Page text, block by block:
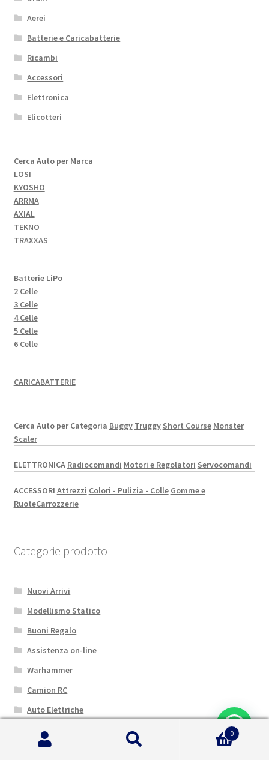
Aerei
Batterie e Caricabatterie
Ricambi
Accessori
Elettronica
Elicotteri
Cerca Auto per Marca
LOSI
KYOSHO
ARRMA
AXIAL
TEKNO
TRAXXAS
Batterie LiPo
2 Celle
3 Celle
4 Celle
5 Celle
6 Celle
CARICABATTERIE
Cerca Auto per Categoria Buggy Truggy Short Course Monster
Scaler
ELETTRONICA Radiocomandi Motori e Regolatori Servocomandi
ACCESSORI Attrezzi Colori - Pulizia - Colle Gomme e
RuoteCarrozzerie
Categorie prodotto
Nuovi Arrivi
Modellismo Statico
Buoni Regalo
Assistenza on-line
Warhammer
Camion RC
Auto Elettriche
UpGrade
Auto Motore a Scoppio
0